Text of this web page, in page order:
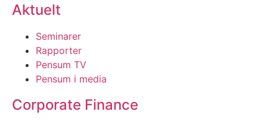
Aktuelt
Seminarer
Rapporter
Pensum TV
Pensum i media
Corporate Finance